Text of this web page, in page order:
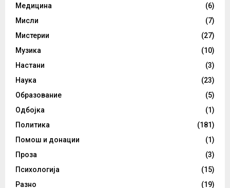
Медицина
(6)
Мисли
(7)
Мистерии
(27)
Музика
(10)
Настани
(3)
Наука
(23)
Образование
(5)
Одбојка
(1)
Политика
(181)
Помош и донации
(1)
Проза
(3)
Психологија
(15)
Разно
(19)